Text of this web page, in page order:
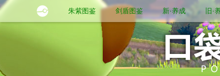
朱紫图鉴 剑盾图鉴 新·养成 旧·